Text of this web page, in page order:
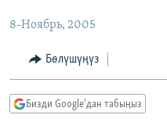
ЭКОНОМИКА
МАДАНИЯТ
БОРБОР АЗИЯ
АТАЙЫН ИЛИКТӨӨ
ТВ ПРОГРАММАЛАР
ЭКСПЕРТТЕР ТАЛДАЙТ
ӨЗГӨЧӨ ПИКИР
8-Ноябрь, 2005
Бөлүшүңүз
Бизди Google'дан табыңыз